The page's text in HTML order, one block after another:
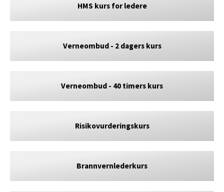
HMS kurs for ledere
Verneombud - 2 dagers kurs
Verneombud - 40 timers kurs
Risikovurderingskurs
Brannvernlederkurs